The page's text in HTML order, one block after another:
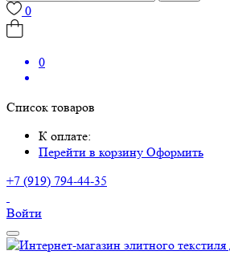
0
0
Список товаров
К оплате:
Перейти в корзину Оформить
+7 (919) 794-44-35
Войти